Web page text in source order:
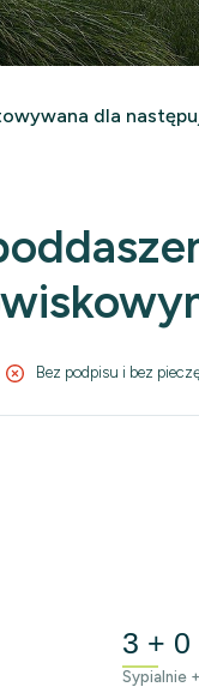
dla
Bez podpisu i bez
3 + 0
Sypialnie